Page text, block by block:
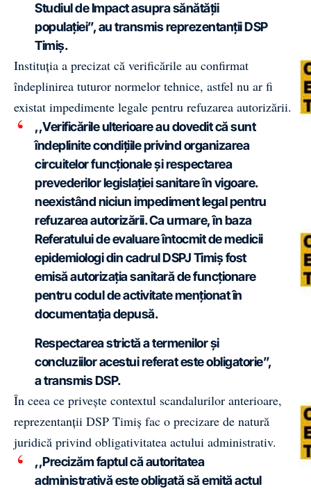
Studiul de Impact asupra sănătății
populației”, au transmis reprezentanții DSP
Timiș.
Instituția a precizat că verificările au confirmat
îndeplinirea tuturor normelor tehnice, astfel nu ar fi
existat impedimente legale pentru refuzarea autorizării.
,,Verificările ulterioare au dovedit că sunt
îndeplinite condițiile privind organizarea
circuitelor funcționale și respectarea
prevederilor legislației sanitare în vigoare.
neexistând niciun impediment legal pentru
refuzarea autorizării. Ca urmare, în baza
Referatului de evaluare întocmit de medicii
epidemiologi din cadrul DSPJ Timiș fost
emisă autorizația sanitară de funcționare
pentru codul de activitate menționat în
documentația depusă.
Respectarea strictă a termenilor și
concluziilor acestui referat este obligatorie”,
a transmis DSP.
În ceea ce privește contextul scandalurilor anterioare,
reprezentanții DSP Timiș fac o precizare de natură
juridică privind obligativitatea actului administrativ.
,,Precizăm faptul că autoritatea
administrativă este obligată să emită actul